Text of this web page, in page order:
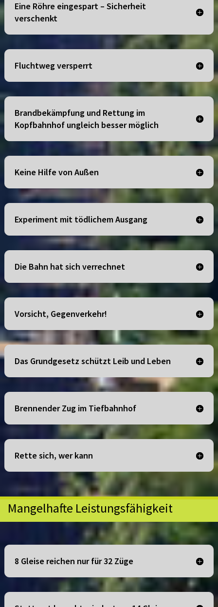
Eine Röhre eingespart – Sicherheit
verschenkt
Fluchtweg versperrt
Brandbekämpfung und Rettung im
Kopfbahnhof ungleich besser möglich
Keine Hilfe von Außen
Experiment mit tödlichem Ausgang
Die Bahn hat sich verrechnet
Vorsicht, Gegenverkehr!
Das Grundgesetz schützt Leib und Leben
Brennender Zug im Tiefbahnhof
Rette sich, wer kann
Mangelhafte Leistungsfähigkeit
8 Gleise reichen nur für 32 Züge